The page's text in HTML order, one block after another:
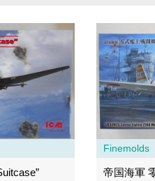
Finemolds
帝国海軍